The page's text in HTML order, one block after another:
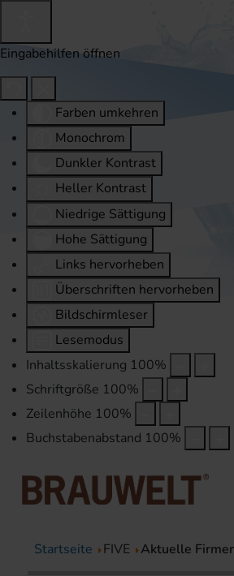
Eingabehilfen öffnen
Farben umkehren
Monochrom
Dunkler Kontrast
Heller Kontrast
Niedrige Sättigung
Hohe Sättigung
Links hervorheben
Überschriften hervorheben
Bildschirmleser
Lesemodus
Inhaltsskalierung 100%
Schriftgröße 100%
Zeilenhöhe 100%
Buchstabenabstand 100%
Startseite FIVE Aktuelle